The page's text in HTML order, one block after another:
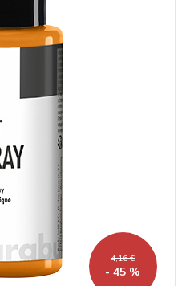
4,16 €
- 45 %